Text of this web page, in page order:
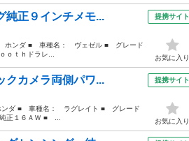
正９インチメモ...
ンダ ■ 車種名： ヴェゼル ■ グレード
ｔｈドラレ...
提携サイト
お気に入り
カメラ両側パワ...
ダ ■ 車種名： ラグレイト ■ グレード
正１６ＡＷ ■ ...
提携サイト
お気に入り